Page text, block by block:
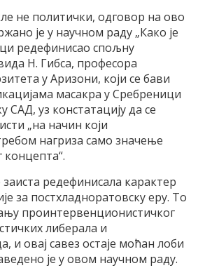
не политички, одговор на ово
је у научном раду „Како је
редефинисао спољну
Н. Гибса, професора
у Аризони, који се бави
масакра у Сребреници
САД, уз констатацију да се
„на начин који
нагриза само значење
заиста редефинисала карактер
за постхладноратовску еру. То
проинтервенционистичког
либерала и
и овај савез остаје моћан лоби
је у овом научном раду.